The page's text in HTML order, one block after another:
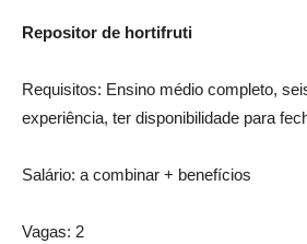
Repositor de hortifruti
Requisitos: Ensino médio completo,
experiência, ter disponibilidade para
Salário: a combinar + benefícios
Vagas: 2